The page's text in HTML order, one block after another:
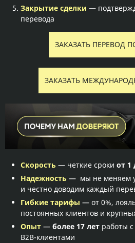
Закрытие сделки —
перевода
ЗАКАЗАТЬ ПЕРЕВОД
ЗАКАЗАТЬ
Скорость — четкие сроки от 1
Надежность — мы не меняем
и честно доводим каждый
Гибкие тарифы — от 0%,
постоянных клиентов и
Опыт — более 17 лет работы
B2B-клиентами